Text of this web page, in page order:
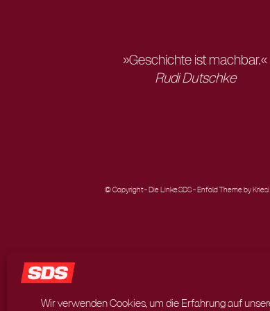
»Geschichte ist machbar.«
Rudi Dutschke
© Copyright - Die Linke.SDS -Enfold Theme by Kriesi